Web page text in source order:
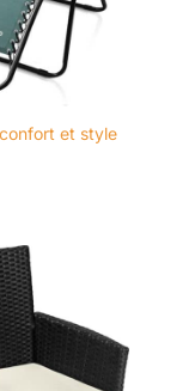
en
Son
bien
jardin
un
et style